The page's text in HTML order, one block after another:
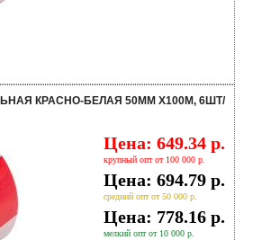
КРАСНО-БЕЛАЯ 50ММ Х100М, 6ШТ/
Цена: 649.34 р.
крупный опт от 100 000 р.
Цена: 694.79 р.
средний опт от 50 000 р.
Цена: 778.16 р.
мелкий опт от 10 000 р.